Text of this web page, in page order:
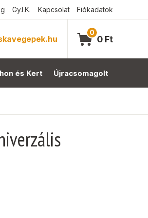
Gy.I.K. Kapcsolat Fiókadatok
0
0 Ft
és Kert Újracsomagolt